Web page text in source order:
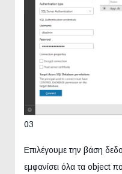
03
Επιλέγουμε την βάση
εμφανίσει όλα τα object